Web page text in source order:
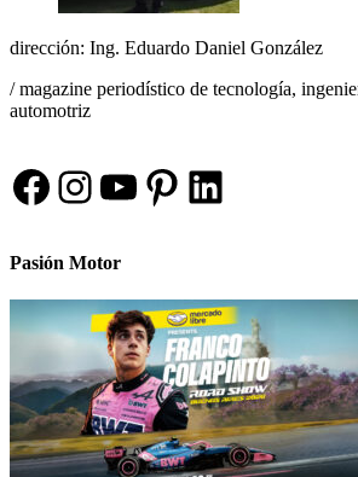
dirección: Ing. Eduardo Daniel González
/ magazine periodístico de tecnología,
automotriz
Facebook
Instagram
YouTube
Pinterest
LinkedIn
Pasión Motor